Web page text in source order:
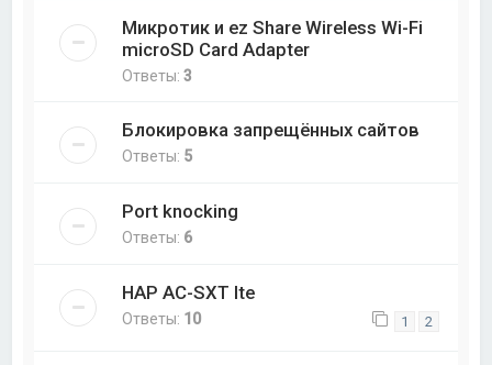
Микротик и ez Share Wireless Wi-Fi
microSD Card Adapter
Ответы:3
Блокировка запрещённых сайтов
Ответы: 5
Port knocking
Ответы: 6
HAP AC-SXT lte
Ответы: 10 1 2